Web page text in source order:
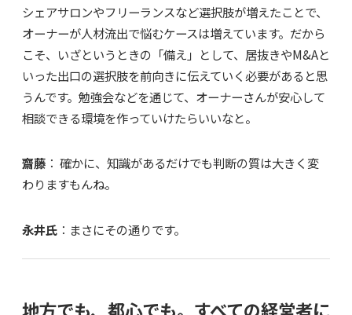
シェアサロンやフリーランスなど選択肢が増えたことで、
オーナーが人材流出で悩むケースは増えています。だから
こそ、いざというときの「備え」として、居抜きやM&Aと
いった出口の選択肢を前向きに伝えていく必要があると思
うんです。勉強会などを通じて、オーナーさんが安心して
相談できる環境を作っていけたらいいなと。
齋藤 ： 確かに、知識があるだけでも判断の質は大きく変
わりますもんね。
永井氏 ：まさにその通りです。
地方でも、都心でも。すべての経営者に